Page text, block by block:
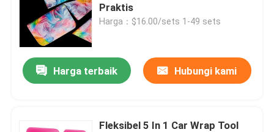
Praktis
Harga：$16.00/sets 1-49 sets
Harga terbaik Hubungi kami
Fleksibel 5 In 1 Car Wrap Tool